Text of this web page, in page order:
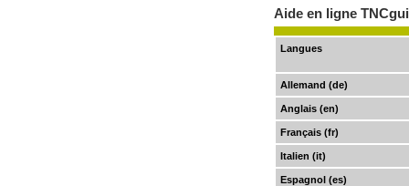
Aide en ligne
Langues
Allemand (de)
Anglais (en)
Français (fr)
Italien (it)
Espagnol (es)